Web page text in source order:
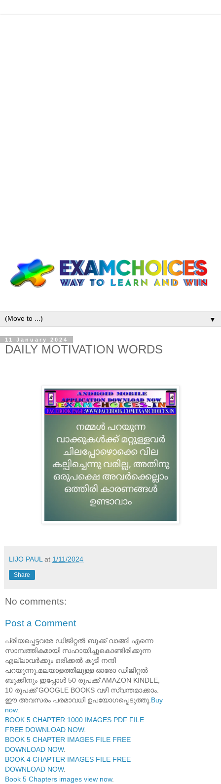
▼
11 January 2024
DAILY MOTIVATION WORDS
LIJO PAUL at 1/11/2024
Share
No comments:
Post a Comment
പ്രിയപ്പെട്ടവരേ ഡിജിറ്റൽ ബുക്ക് വാങ്ങി എന്നെ
സാമ്പത്തികമായി സഹായിച്ചുകൊണ്ടിരിക്കുന്ന
എല്ലാവർക്കും ഒരിക്കൽ കൂടി നന്ദി
പറയുന്നു.മലയാളത്തിലുള്ള ഓരോ ഡിജിറ്റൽ
ബുക്കിനും ഇപ്പോൾ 50 രൂപക്ക് AMAZON KINDLE,
10 രൂപക്ക് GOOGLE BOOKS വഴി സ്വന്തമാക്കാം.
ഈ അവസരം പരമാവധി ഉപയോഗപ്പെടുത്തു.Buy
now.
BOOK 5 CHAPTER 1000 IMAGES PDF FILE
FREE DOWNLOAD NOW.
BOOK 5 CHAPTER IMAGES FILE FREE
DOWNLOAD NOW.
BOOK 4 CHAPTER IMAGES FILE FREE
DOWNLOAD NOW.
Book 5 Chapters images view now.